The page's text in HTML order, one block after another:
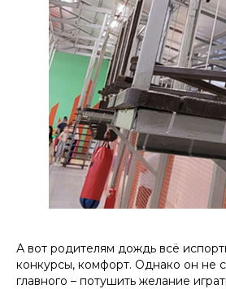
А вот родителям дождь всё
конкурсы, комфорт. Однако он не
главного – потушить желание